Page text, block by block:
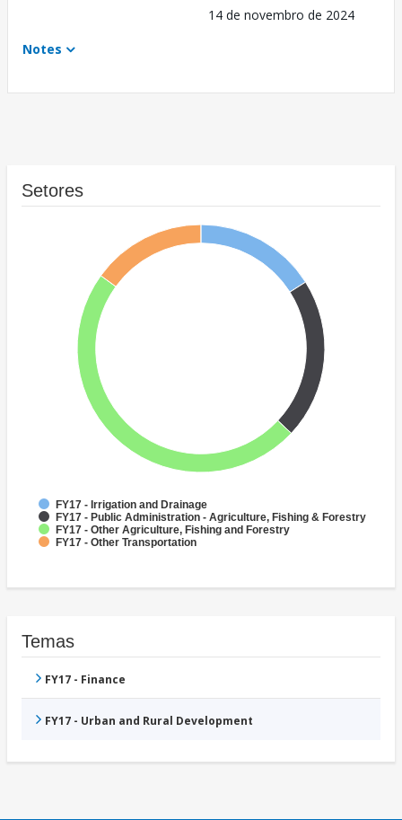
14 de novembro de 2024
Notes
Setores
FY17 - Irrigation and Drainage
FY17 - Public Administration - Agriculture, Fishing & Forestry
FY17 - Other Agriculture, Fishing and Forestry
FY17 - Other Transportation
Temas
FY17 - Finance
FY17 - Urban and Rural Development